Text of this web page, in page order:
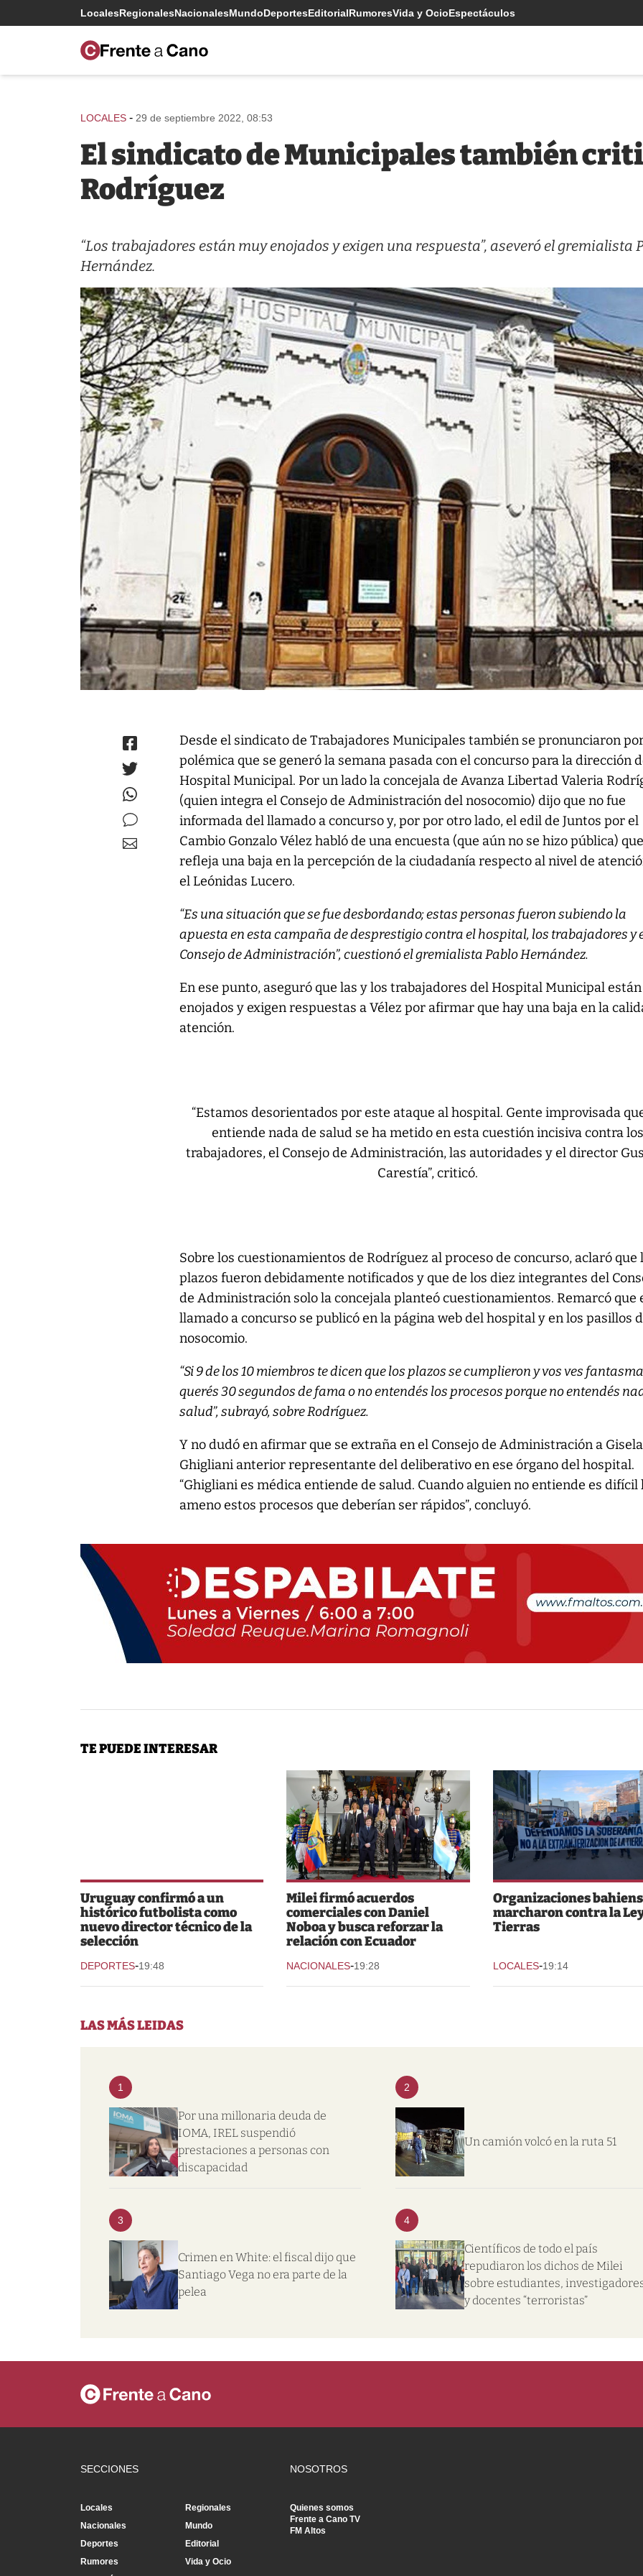
LocalesRegionalesNacionalesMundoDeportesEditorialRumoresVida y OcioEspectáculos
LOCALES - 29 de septiembre 2022, 08:53
El sindicato de Municipales también
Rodríguez
“Los trabajadores están muy enojados y exigen una respuesta”, aseveró el gremialista
Hernández.
Desde el sindicato de Trabajadores Municipales también se pronunciaron
polémica que se generó la semana pasada con el concurso para la dirección
Hospital Municipal. Por un lado la concejala de Avanza Libertad Valeria
(quien integra el Consejo de Administración del nosocomio) dijo que no fue
informada del llamado a concurso y, por por otro lado, el edil de Juntos por el
Cambio Gonzalo Vélez habló de una encuesta (que aún no se hizo pública) que
refleja una baja en la percepción de la ciudadanía respecto al nivel de
el Leónidas Lucero.
“Es una situación que se fue desbordando; estas personas fueron subiendo la
apuesta en esta campaña de desprestigio contra el hospital, los trabajadores y
Consejo de Administración”, cuestionó el gremialista Pablo Hernández.
En ese punto, aseguró que las y los trabajadores del Hospital Municipal
enojados y exigen respuestas a Vélez por afirmar que hay una baja en la
atención.
“Estamos desorientados por este ataque al hospital. Gente improvisada
entiende nada de salud se ha metido en esta cuestión incisiva contra los
trabajadores, el Consejo de Administración, las autoridades y el director
Carestía”, criticó.
Sobre los cuestionamientos de Rodríguez al proceso de concurso, aclaró que
plazos fueron debidamente notificados y que de los diez integrantes del
de Administración solo la concejala planteó cuestionamientos. Remarcó que
llamado a concurso se publicó en la página web del hospital y en los pasillos
nosocomio.
“Si 9 de los 10 miembros te dicen que los plazos se cumplieron y vos ves
querés 30 segundos de fama o no entendés los procesos porque no entendés
salud”, subrayó, sobre Rodríguez.
Y no dudó en afirmar que se extraña en el Consejo de Administración a Gisela
Ghigliani anterior representante del deliberativo en ese órgano del hospital.
“Ghigliani es médica entiende de salud. Cuando alguien no entiende es difícil
ameno estos procesos que deberían ser rápidos”, concluyó.
TE PUEDE INTERESAR
Uruguay confirmó a un
histórico futbolista como
nuevo director técnico de la
selección
DEPORTES-19:48
Milei firmó acuerdos
comerciales con Daniel
Noboa y busca reforzar la
relación con Ecuador
NACIONALES-19:28
Organizaciones
marcharon contra la
Tierras
LOCALES-19:14
LAS MÁS LEIDAS
1
Por una millonaria deuda de
IOMA, IREL suspendió
prestaciones a personas con
discapacidad
2
Un camión volcó en la ruta 51
3
Crimen en White: el fiscal dijo que
Santiago Vega no era parte de la
pelea
4
Científicos de todo el país
repudiaron los dichos de Milei
sobre estudiantes,
y docentes “terroristas”
SECCIONES
Locales
Regionales
Nacionales
Mundo
Deportes
Editorial
Rumores
Vida y Ocio
NOSOTROS
Quienes somos
Frente a Cano TV
FM Altos